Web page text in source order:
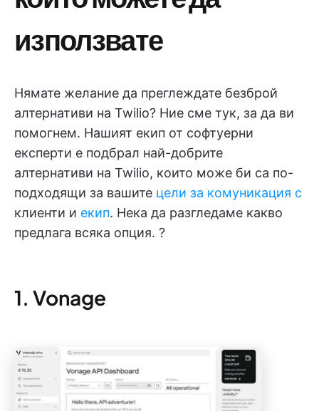
използвате
Нямате желание да преглеждате безброй
алтернативи на Twilio? Ние сме тук, за да ви
помогнем. Нашият екип от софтуерни
експерти е подбрал най-добрите
алтернативи на Twilio, които може би са по-
подходящи за вашите цели за комуникация с
клиенти и екип. Нека да разгледаме какво
предлага всяка опция. ?️
1. Vonage